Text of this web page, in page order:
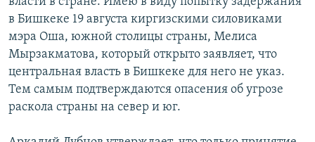
в Бишкеке 19 августа киргизскими силовиками
мэра Оша, южной столицы страны, Мелиса
Мырзакматова, который открыто заявляет, что
центральная власть в Бишкеке для него не указ.
Тем самым подтверждаются опасения об угрозе
раскола страны на север и юг.